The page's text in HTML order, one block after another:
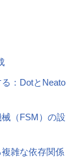
：DotとNeato
（FSM）の設
雑な依存関係